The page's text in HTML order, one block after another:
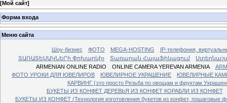
[Мой сайт]
Форма входа
Меню сайта
Шоу-бизнес ФОТО MEGA-HOSTING
IP-телефония,
ՏԱՌԱՏԵՍԱԿՆԵՐի Փոխարկիչ
Տառարան Հայաֆիկացում
ARMENIAN ONLINE RADIO
ONLINE CAMERA YEREVAN ARMENIA
ФОТО УРОКИ ДЛЯ ЮВЕЛИРОВ
ЮВЕЛИРНОЕ УКРАШЕНИЕ
ЮВЕЛИРНЫЕ
КАРВИНГ (это просто Резьба по овощам и фруктам
БУКЕТЫ ИЗ КОНФЕТ ДЕРЕВЬЯ ИЗ КОНФЕТ КОРАБЛИ ИЗ КОНФЕТ
БУКЕТЫ ИЗ КОНФЕТ (Технология изготовления букетов из конфет, пошаговые